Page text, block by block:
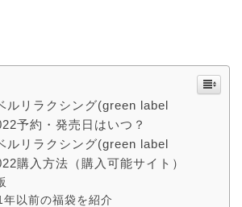
ルリラクシング(green label
予約・発売日はいつ？
ルリラクシング(green label
購入方法（購入可能サイト）
年以前の福袋を紹介